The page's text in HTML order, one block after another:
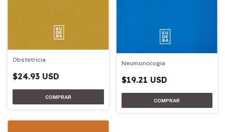
Obstetricia
$24.93 USD
Neumonología
$19.21 USD